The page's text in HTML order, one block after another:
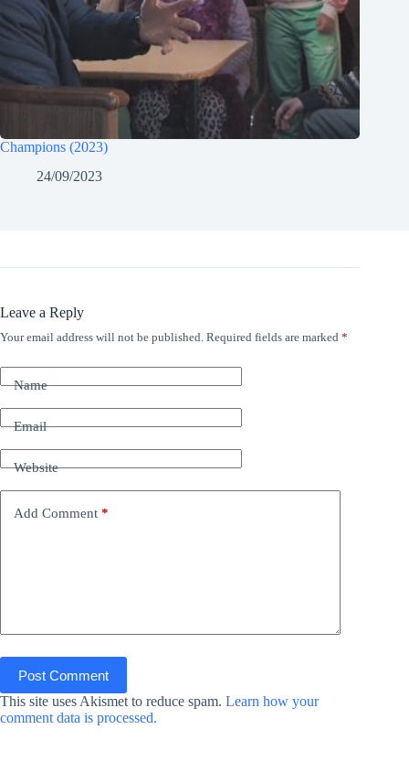
Champions (2023)
24/09/2023
Leave a Reply
Your email address will not be published. Required fields are marked *
Name
Email
Website
Add Comment *
Post Comment
This site uses Akismet to reduce spam. Learn how your
comment data is processed.